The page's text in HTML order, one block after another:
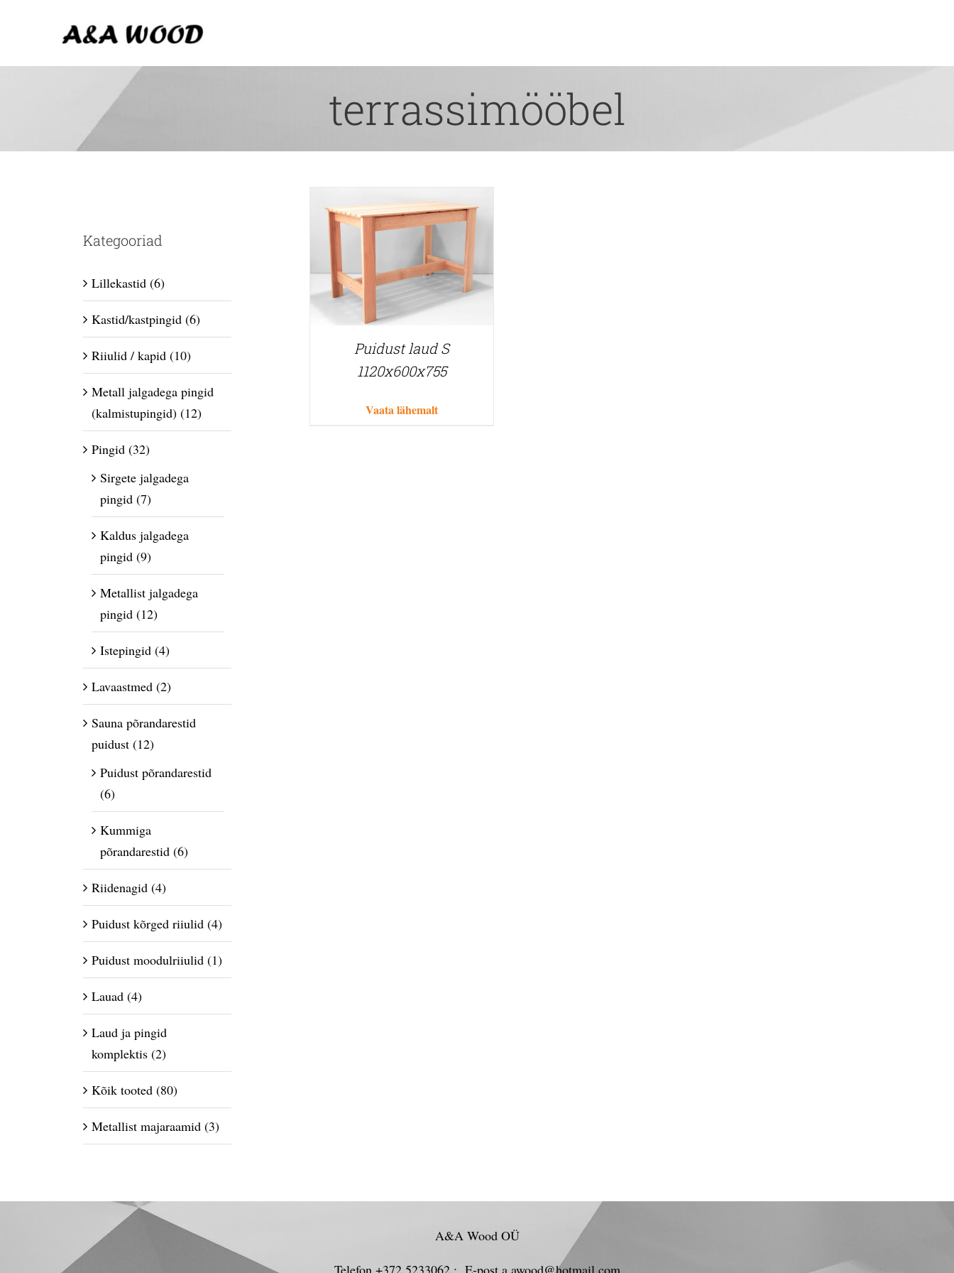
terrassimööbel
Puidust laud S
1120x600x755
Vaata lähemalt
Kategooriad
Lillekastid (6)
Kastid/kastpingid (6)
Riiulid / kapid (10)
Metall jalgadega pingid
(kalmistupingid) (12)
Pingid (32)
Sirgete jalgadega
pingid (7)
Kaldus jalgadega
pingid (9)
Metallist jalgadega
pingid (12)
Istepingid (4)
Lavaastmed (2)
Sauna põrandarestid
puidust (12)
Puidust põrandarestid
(6)
Kummiga
põrandarestid (6)
Riidenagid (4)
Puidust kõrged riiulid (4)
Puidust moodulriiulid (1)
Lauad (4)
Laud ja pingid
komplektis (2)
Kõik tooted (80)
Metallist majaraamid (3)
A&A Wood OÜ
Telefon +372 5233062 ; E-post a.awood@hotmail.com